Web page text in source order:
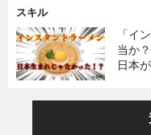
スキル
「イ
当か
日本